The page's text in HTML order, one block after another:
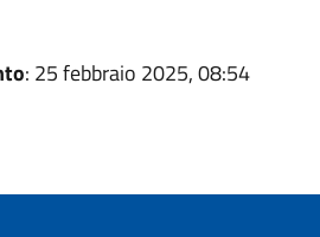
: 25 febbraio 2025, 08:54